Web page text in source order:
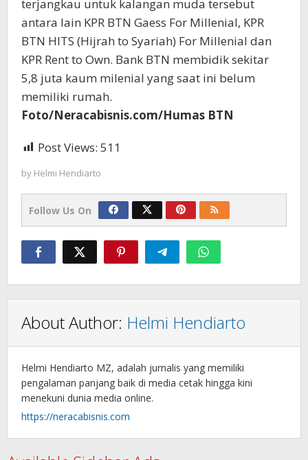
terjangkau untuk kalangan muda tersebut
antara lain KPR BTN Gaess For Millenial, KPR
BTN HITS (Hijrah to Syariah) For Millenial dan
KPR Rent to Own. Bank BTN membidik sekitar
5,8 juta kaum milenial yang saat ini belum
memiliki rumah.
Foto/Neracabisnis.com/Humas BTN
Post Views: 511
by Helmi Hendiarto
Follow Us On
About Author: Helmi Hendiarto
Helmi Hendiarto MZ, adalah jurnalis yang memiliki
pengalaman panjang baik di media cetak hingga kini
menekuni dunia media online.
https://neracabisnis.com